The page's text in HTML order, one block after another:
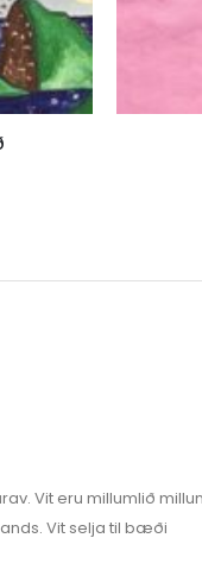
Vit eru millumlið
Vit selja til bæði